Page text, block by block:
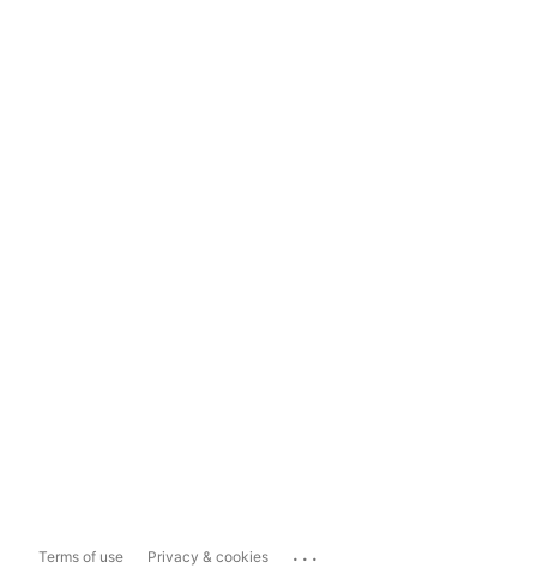
Terms of use Privacy & cookies ...